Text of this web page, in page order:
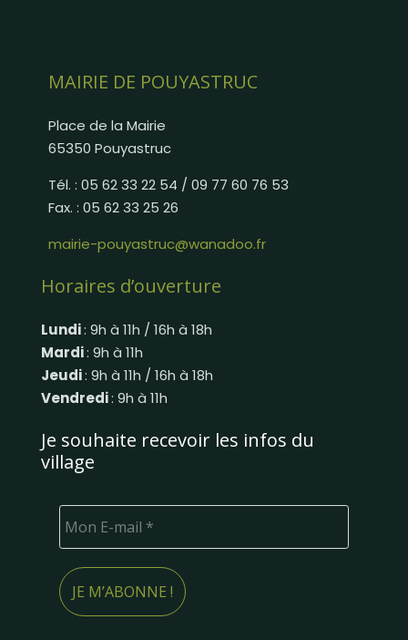
MAIRIE DE POUYASTRUC
Place de la Mairie
65350 Pouyastruc
Tél. : 05 62 33 22 54 / 09 77 60 76 53
Fax. : 05 62 33 25 26
mairie-pouyastruc@wanadoo.fr
Horaires d’ouverture
Lundi: 9h à 11h / 16h à 18h
Mardi: 9h à 11h
Jeudi: 9h à 11h / 16h à 18h
Vendredi: 9h à 11h
Je souhaite recevoir les infos du
village